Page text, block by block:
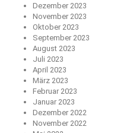
Dezember 2023
November 2023
Oktober 2023
September 2023
August 2023
Juli 2023
April 2023
März 2023
Februar 2023
Januar 2023
Dezember 2022
November 2022